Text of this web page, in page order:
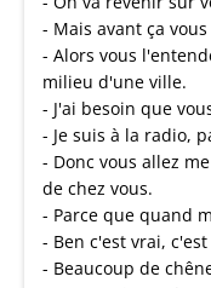
- Mais avant ça
- Alors vous
milieu d'une ville.
- J'ai besoin que
- Je suis à la radio,
- Donc vous allez
de chez vous.
- Parce que quand
- Ben c'est vrai,
- Beaucoup de